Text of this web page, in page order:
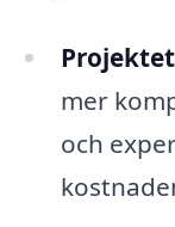
mer
och